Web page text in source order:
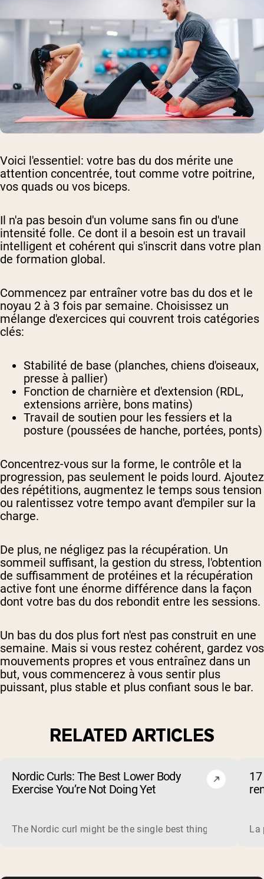
Voici l'essentiel: votre bas du dos mérite une
attention concentrée, tout comme votre poitrine,
vos quads ou vos biceps.
Il n'a pas besoin d'un volume sans fin ou d'une
intensité folle. Ce dont il a besoin est un travail
intelligent et cohérent qui s'inscrit dans votre plan
de formation global.
Commencez par entraîner votre bas du dos et le
noyau 2 à 3 fois par semaine. Choisissez un
mélange d'exercices qui couvrent trois catégories
clés:
Stabilité de base (planches, chiens d'oiseaux,
presse à pallier)
Fonction de charnière et d'extension (RDL,
extensions arrière, bons matins)
Travail de soutien pour les fessiers et la
posture (poussées de hanche, portées, ponts)
Concentrez-vous sur la forme, le contrôle et la
progression, pas seulement le poids lourd. Ajoutez
des répétitions, augmentez le temps sous tension
ou ralentissez votre tempo avant d'empiler sur la
charge.
De plus, ne négligez pas la récupération. Un
sommeil suffisant, la gestion du stress, l'obtention
de suffisamment de protéines et la récupération
active font une énorme différence dans la façon
dont votre bas du dos rebondit entre les sessions.
Un bas du dos plus fort n'est pas construit en une
semaine. Mais si vous restez cohérent, gardez vos
mouvements propres et vous entraînez dans un
but, vous commencerez à vous sentir plus
puissant, plus stable et plus confiant sous le bar.
RELATED ARTICLES
Nordic Curls: The Best Lower Body
Exercise You’re Not Doing Yet
The Nordic curl might be the single best thing you can La